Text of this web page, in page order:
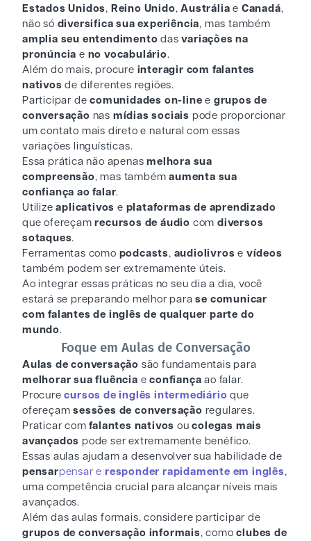
Estados Unidos, Reino Unido,Austráliae Canadá,
não só diversifica sua experiência, mas também
amplia seu entendimento dasvariações na
pronúnciae no vocabulário.
Além do mais, procure interagir com falantes
nativos de diferentes regiões.
Participar decomunidades on-line e grupos de
conversação nas mídias sociais pode proporcionar
um contato mais direto e natural com essas
variações linguísticas.
Essa prática não apenasmelhora sua
compreensão, mas tambémaumenta sua
confiança ao falar.
Utilizeaplicativose plataformas de aprendizado
que ofereçamrecursos de áudio comdiversos
sotaques.
Ferramentas como podcasts, audiolivros e vídeos
também podem ser extremamente úteis.
Ao integrar essas práticas no seu dia a dia, você
estará se preparando melhor parase comunicar
com falantes de inglês de qualquer parte do
mundo.
Foque em Aulas de Conversação
Aulas de conversação são fundamentais para
melhorar sua fluência econfiançaao falar.
Procurecursos de inglês intermediário que
ofereçamsessões de conversação regulares.
Praticar comfalantes nativos oucolegas mais
avançados pode ser extremamente benéfico.
Essas aulas ajudam a desenvolver sua habilidade de
pensarpensar eresponder rapidamente em inglês,
uma competência crucial para alcançar níveis mais
avançados.
Além das aulas formais, considere participar de
grupos de conversação informais, comoclubes de